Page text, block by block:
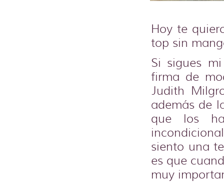
Hoy te
top sin
Si sigues
firma de
Judith
además de
que los
siento una
es que
muy